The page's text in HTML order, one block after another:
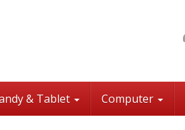
& Tablet Computer